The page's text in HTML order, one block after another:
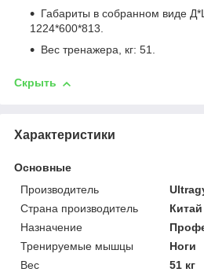
Габариты в собранном виде
1224*600*813.
Вес тренажера, кг: 51.
Скрыть
Характеристики
Основные
Производитель
Страна производитель
Китай
Назначение
Тренируемые мышцы
Ноги
Вес
51 кг